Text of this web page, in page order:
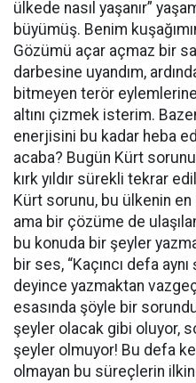
ülkede nasıl yaşanır”
büyümüş. Benim
Gözümü açar açmaz bir
darbesine uyandım,
bitmeyen terör
altını çizmek isterim.
enerjisini bu kadar heba
acaba? Bugün Kürt
kırk yıldır sürekli tekrar
Kürt sorunu, bu ülkenin en
ama bir çözüme de
bu konuda bir şeyler
bir ses, “Kaçıncı defa
deyince yazmaktan
esasında şöyle bir
şeyler olacak gibi oluyor,
şeyler olmuyor! Bu defa
olmayan bu süreçlerin